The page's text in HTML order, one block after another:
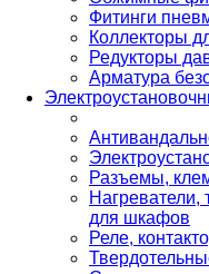
Фитинги
Коллекторы
Редукторы
Арматура
Разъемы,
Нагреватели,
для шкафов
Реле,